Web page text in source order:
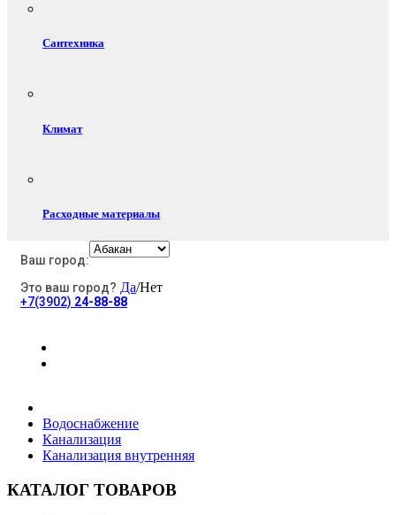
Сантехника
Климат
Расходные материалы
Электротовары
Ваш город:
Это ваш город? Да/Нет
+7(3902) 24-88-88
Водоснабжение
Канализация
Канализация внутренняя
КАТАЛОГ ТОВАРОВ